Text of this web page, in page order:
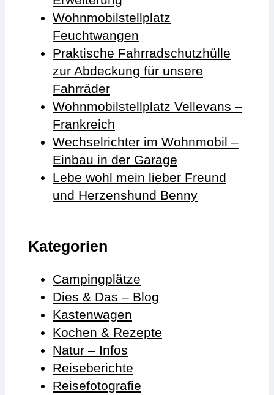
Wohnmobilstellplatz
Feuchtwangen
Praktische Fahrradschutzhülle
zur Abdeckung für unsere
Fahrräder
Wohnmobilstellplatz Vellevans –
Frankreich
Wechselrichter im Wohnmobil –
Einbau in der Garage
Lebe wohl mein lieber Freund
und Herzenshund Benny
Kategorien
Campingplätze
Dies & Das – Blog
Kastenwagen
Kochen & Rezepte
Natur – Infos
Reiseberichte
Reisefotografie